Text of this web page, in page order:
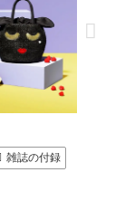
雑誌の付録